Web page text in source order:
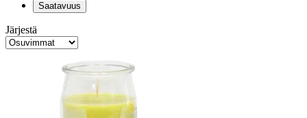
Saatavuus
Järjestä